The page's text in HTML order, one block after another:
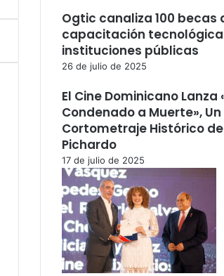
Ogtic canaliza 100 becas
capacitación
instituciones públicas
26 de julio de 2025
El Cine Dominicano Lanza
Condenado a Muerte», Un
Cortometraje Histórico de
Pichardo
17 de julio de 2025